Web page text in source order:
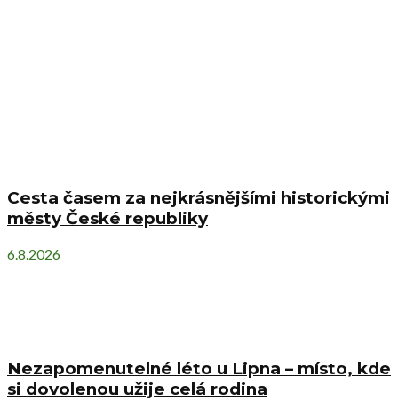
Cesta časem za nejkrásnějšími historickými
městy České republiky
6.8.2026
Nezapomenutelné léto u Lipna – místo, kde
si dovolenou užije celá rodina